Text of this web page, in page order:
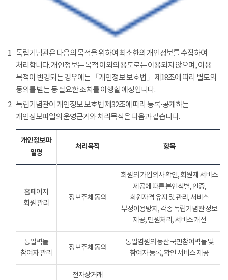
1 독립기념관은 다음의 목적을 위하여 최소한의 개인정보를 수집하여
처리합니다. 개인정보는 목적 이외의 용도로는 이용되지 않으며, 이용
목적이 변경되는 경우에는 「개인정보 보호법」 제18조에 따라 별도의
동의를 받는 등 필요한 조치를 이행할 예정입니다.
2 독립기념관이 개인정보 보호법 제32조에 따라 등록·공개하는
개인정보파일의 운영근거와 처리목적은 다음과 같습니다.
개인정보파
일명
처리목적 항목
홈페이지
회원 관리
정보주체 동의
회원의 가입의사 확인, 회원제 서비스
제공에 따른 본인식별, 인증,
회원자격 유지 및 관리, 서비스
부정이용방지, 각종 독립기념관 정보
제공, 민원처리, 서비스 개선
통일벽돌
참여자 관리
정보주체 동의
통일염원의 동산 국민참여벽돌 및
참여자 등록, 확인 서비스 제공
전자상거래